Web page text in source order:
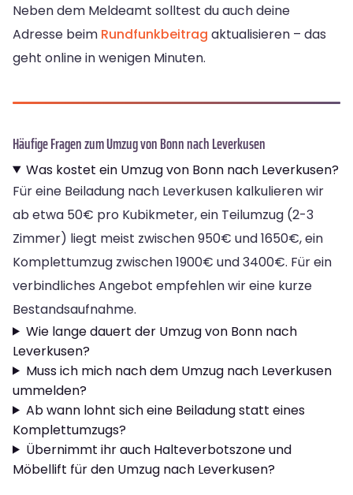
Neben dem Meldeamt solltest du auch deine
Adresse beim Rundfunkbeitrag aktualisieren – das
geht online in wenigen Minuten.
Häufige Fragen zum Umzug von Bonn nach Leverkusen
Was kostet ein Umzug von Bonn nach Leverkusen?
Für eine Beiladung nach Leverkusen kalkulieren wir
ab etwa 50€ pro Kubikmeter, ein Teilumzug (2-3
Zimmer) liegt meist zwischen 950€ und 1650€, ein
Komplettumzug zwischen 1900€ und 3400€. Für ein
verbindliches Angebot empfehlen wir eine kurze
Bestandsaufnahme.
Wie lange dauert der Umzug von Bonn nach
Leverkusen?
Muss ich mich nach dem Umzug nach Leverkusen
ummelden?
Ab wann lohnt sich eine Beiladung statt eines
Komplettumzugs?
Übernimmt ihr auch Halteverbotszone und
Möbellift für den Umzug nach Leverkusen?